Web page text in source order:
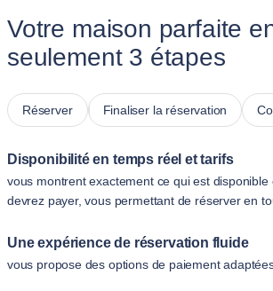
Votre maison parfaite
seulement 3 étapes
Réserver Finaliser la réservation
Disponibilité en temps réel et tarifs
vous montrent exactement ce qui est disponible
devrez payer, vous permettant de réserver en
Une expérience de réservation fluide
vous propose des options de paiement